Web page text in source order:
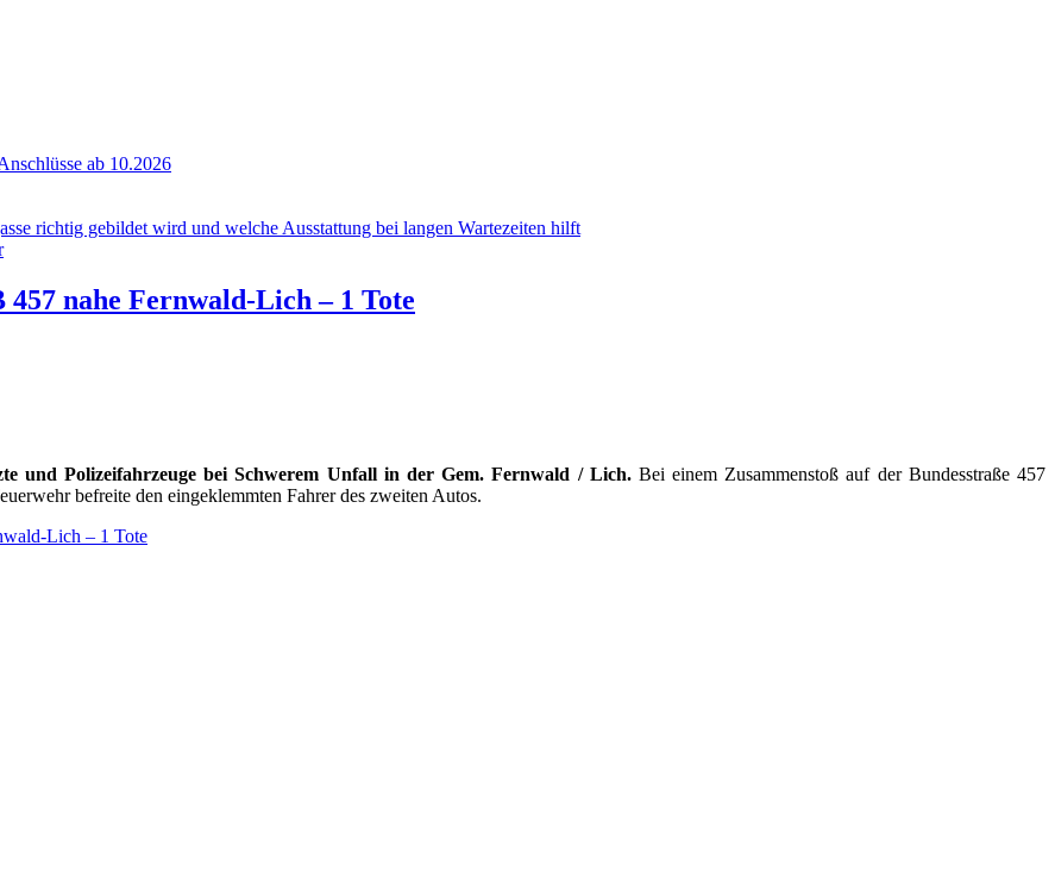
ab 10.2026
richtig gebildet wird und welche Ausstattung bei langen Wartezeiten hilft
nahe Fernwald-Lich – 1 Tote
und Polizeifahrzeuge bei Schwerem Unfall in der Gem. Fernwald / Lich.Bei einem Zusammenstoß auf der Bundesstraße 457
befreite den eingeklemmten Fahrer des zweiten Autos.
Lich – 1 Tote